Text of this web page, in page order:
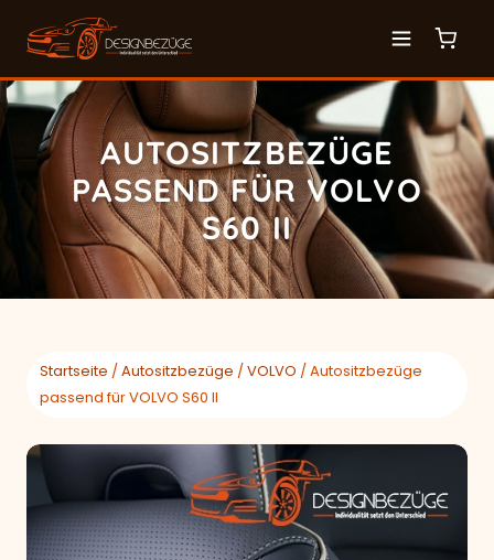
AUTOSITZBEZÜGE
PASSEND FÜR VOLVO
S60 II
Startseite /Autositzbezüge /VOLVO / Autositzbezüge
passend für VOLVO S60 II